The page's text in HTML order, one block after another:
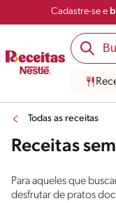
Cadastre-se e
Todas as receitas
Receitas
Para aqueles que
desfrutar de pratos